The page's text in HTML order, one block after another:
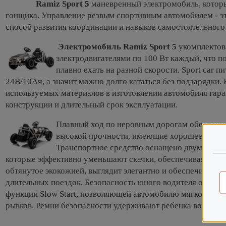
Ramiz Sport 5 маневренный электромобиль,
гонщика. Управление резвым спортивным автомобилем -
способ развития координации и навыков
Электромобиль Ramiz Sport 5
электродвигателями по 100 Вт каждый, что
плавно ехать на разной скорости. Sport car
24В/10Ач, а значит можно долго кататься без подзарядки.
используемых материалов в изготовлении автомобиля
конструкции и длительный срок эксплуатации.
Плавный ход по неровным дорогам
высокой прочности, имеющие хорошее
Транспортное средство оснащено двумя
которые эффективно уменьшают скачки, обеспечивая
обтянутое экокожией, выглядит элегантно и обеспечивает
длительных поездок. Безопасность юного водителя
функции Slow Start, позволяющей автомобилю мягко
рывков. Ремни безопасности удерживают ребенка во время